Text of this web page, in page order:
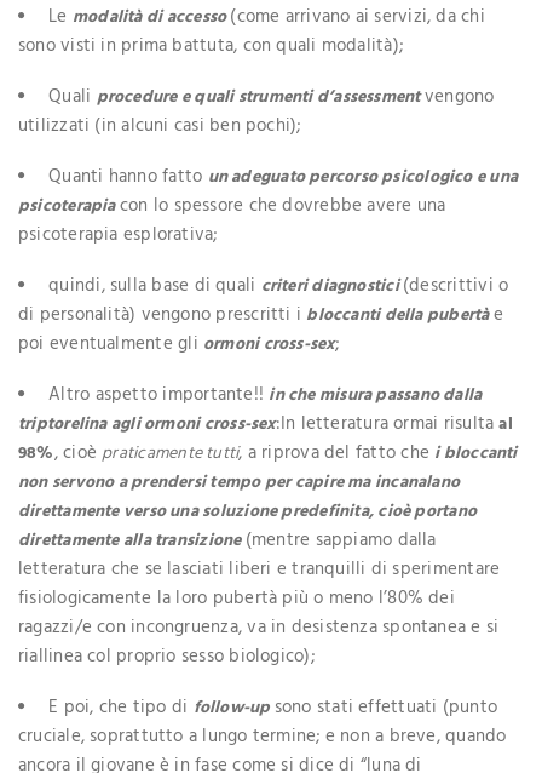
Le modalità di accesso(come arrivano ai servizi, da chi
sono visti in prima battuta, con quali modalità);
Quali procedure e quali strumenti d’assessmentvengono
utilizzati (in alcuni casi ben pochi);
Quanti hanno fatto un adeguato percorso psicologico e una
psicoterapiacon lo spessore che dovrebbe avere una
psicoterapia esplorativa;
quindi, sulla base di quali criteri diagnostici(descrittivi o
di personalità) vengono prescritti i bloccanti della pubertàe
poi eventualmente gli ormoni cross-sex;
Altro aspetto importante!! in che misura passano dalla
triptorelina agli ormoni cross-sex:In letteratura ormai risultaal
98%, cioèpraticamente tutti, a riprova del fatto che i bloccanti
non servono a prendersi tempo per capire ma incanalano
direttamente verso una soluzione predefinita, cioè portano
direttamente alla transizione(mentre sappiamo dalla
letteratura che se lasciati liberi e tranquilli di sperimentare
fisiologicamente la loro pubertà più o meno l’80% dei
ragazzi/e con incongruenza, va in desistenza spontanea e si
riallinea col proprio sesso biologico);
E poi, che tipo di follow-up sono stati effettuati (punto
cruciale, soprattutto a lungo termine; e non a breve, quando
ancora il giovane è in fase come si dice di “luna di